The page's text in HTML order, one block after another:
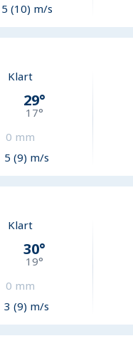
5 (10) m/s
Klart
29°
17°
0 mm
5 (9) m/s
Klart
30°
19°
0 mm
3 (9) m/s